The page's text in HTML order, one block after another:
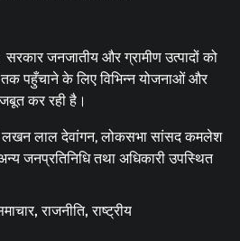
जनजातीय और ग्रामीण उत्पादों को
तक पहुँचाने के लिए विभिन्न योजनाओं और
कर रही है।
लखन लाल देवांगन, लोकसभा सांसद कमलेश
जनप्रतिनिधि तथा अधिकारी उपस्थित
,राजनीति,राष्ट्रीय